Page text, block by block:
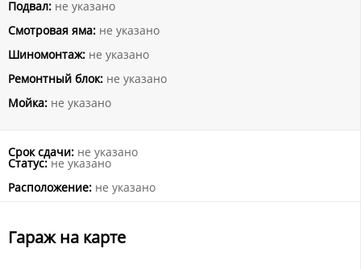
Подвал: не указано
Смотровая яма: не указано
Шиномонтаж: не указано
Ремонтный блок: не указано
Мойка: не указано
Срок сдачи: не указано
Статус: не указано
Расположение: не указано
Гараж на карте